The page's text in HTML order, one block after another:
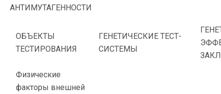
АНТИМУТАГЕННОСТИ
ОБЪЕКТЫ
ТЕСТИРОВАНИЯ
ГЕНЕТИЧЕСКИЕ ТЕСТ-
СИСТЕМЫ
Физические
факторы внешней